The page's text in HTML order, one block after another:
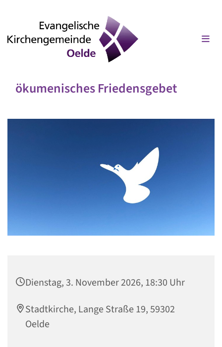
ökumenisches Friedensgebet
Dienstag, 3. November 2026, 18:30 Uhr
Stadtkirche, Lange Straße 19, 59302
Oelde